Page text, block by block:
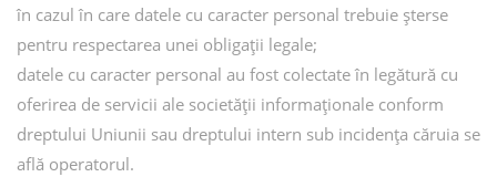
în cazul în care datele cu caracter personal trebuie șterse
pentru respectarea unei obligații legale;
datele cu caracter personal au fost colectate în legătură cu
oferirea de servicii ale societății informaționale conform
dreptului Uniunii sau dreptului intern sub incidența căruia se
află operatorul.